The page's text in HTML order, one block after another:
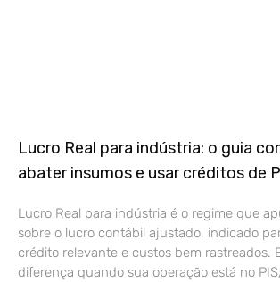
Lucro Real para indústria: o guia
abater insumos e usar créditos de
Lucro Real para indústria é o regime que
sobre o lucro contábil ajustado, indicado
crédito relevante e custos bem rastreados.
diferença quando sua operação está no